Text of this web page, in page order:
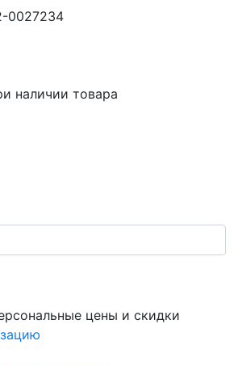
0027234
наличии товара
цены и скидки